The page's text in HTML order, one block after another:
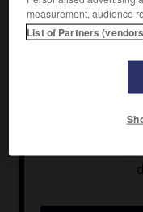
deBoynesur les
L'ordre d'Orange
Londres. Il
intérêts protestants.
L'orangisme se
Home Rulevoté en
measurement, audience
List of Partners